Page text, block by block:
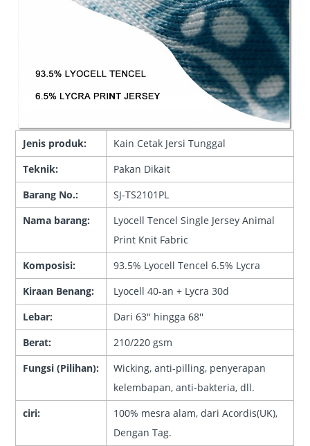
Jenis produk:
Kain Cetak Jersi Tunggal
Teknik:
Pakan Dikait
Barang No.:
SJ-TS2101PL
Nama barang:
Lyocell Tencel Single Jersey Animal
Print Knit Fabric
Komposisi:
93.5% Lyocell Tencel 6.5% Lycra
Kiraan Benang:
Lyocell 40-an + Lycra 30d
Lebar:
Dari 63'' hingga 68''
Berat:
210/220 gsm
Fungsi (Pilihan):
Wicking, anti-pilling, penyerapan
kelembapan, anti-bakteria, dll.
ciri:
100% mesra alam, dari Acordis(UK),
Dengan Tag.